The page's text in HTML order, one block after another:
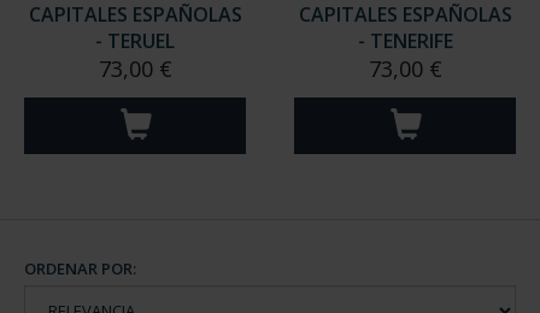
CAPITALES ESPAÑOLAS
- TERUEL
73,00 €
CAPITALES ESPAÑOLAS
- TENERIFE
73,00 €
ORDENAR POR: